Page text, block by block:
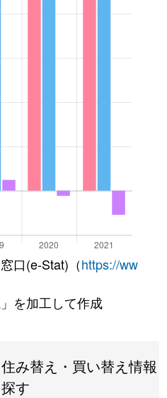
口(e-Stat)（https://ww
を加工して作成
み替え・買い替え情報
す